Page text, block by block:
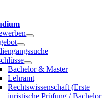
Bachelor & Master
Lehramt
Rechtswissenschaft (Erste
juristische Prüfung / Bachelor